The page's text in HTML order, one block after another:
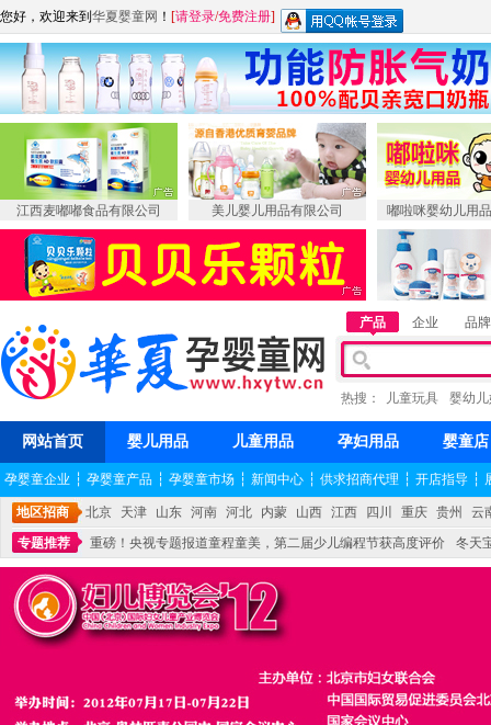
您好，欢迎来到 华夏婴童网 ！ [请登录/免费注册]
江西麦嘟嘟食品有限公司 美儿婴儿用品有限公司 嘟啦咪婴幼儿用
产品 企业 品牌
热搜： 儿童玩具 婴幼
网站首页 婴儿用品 儿童用品 孕妇用品 婴童店
孕婴童企业 ┆ 孕婴童产品 ┆ 孕婴童市场 ┆ 新闻中心 ┆ 供求招商代理 ┆ 开店指导 ┆
地区招商 北京 天津 山东 河南 河北 内蒙 山西 江西 四川 重庆 贵州
云
专题推荐
重磅！央视专题报道童程童美，第二届少儿编程节获高度评价
冬天
不能再单纯地销售产品,而要向增强服务转型,毕竟母婴产品比较特殊。”
妇幼广场